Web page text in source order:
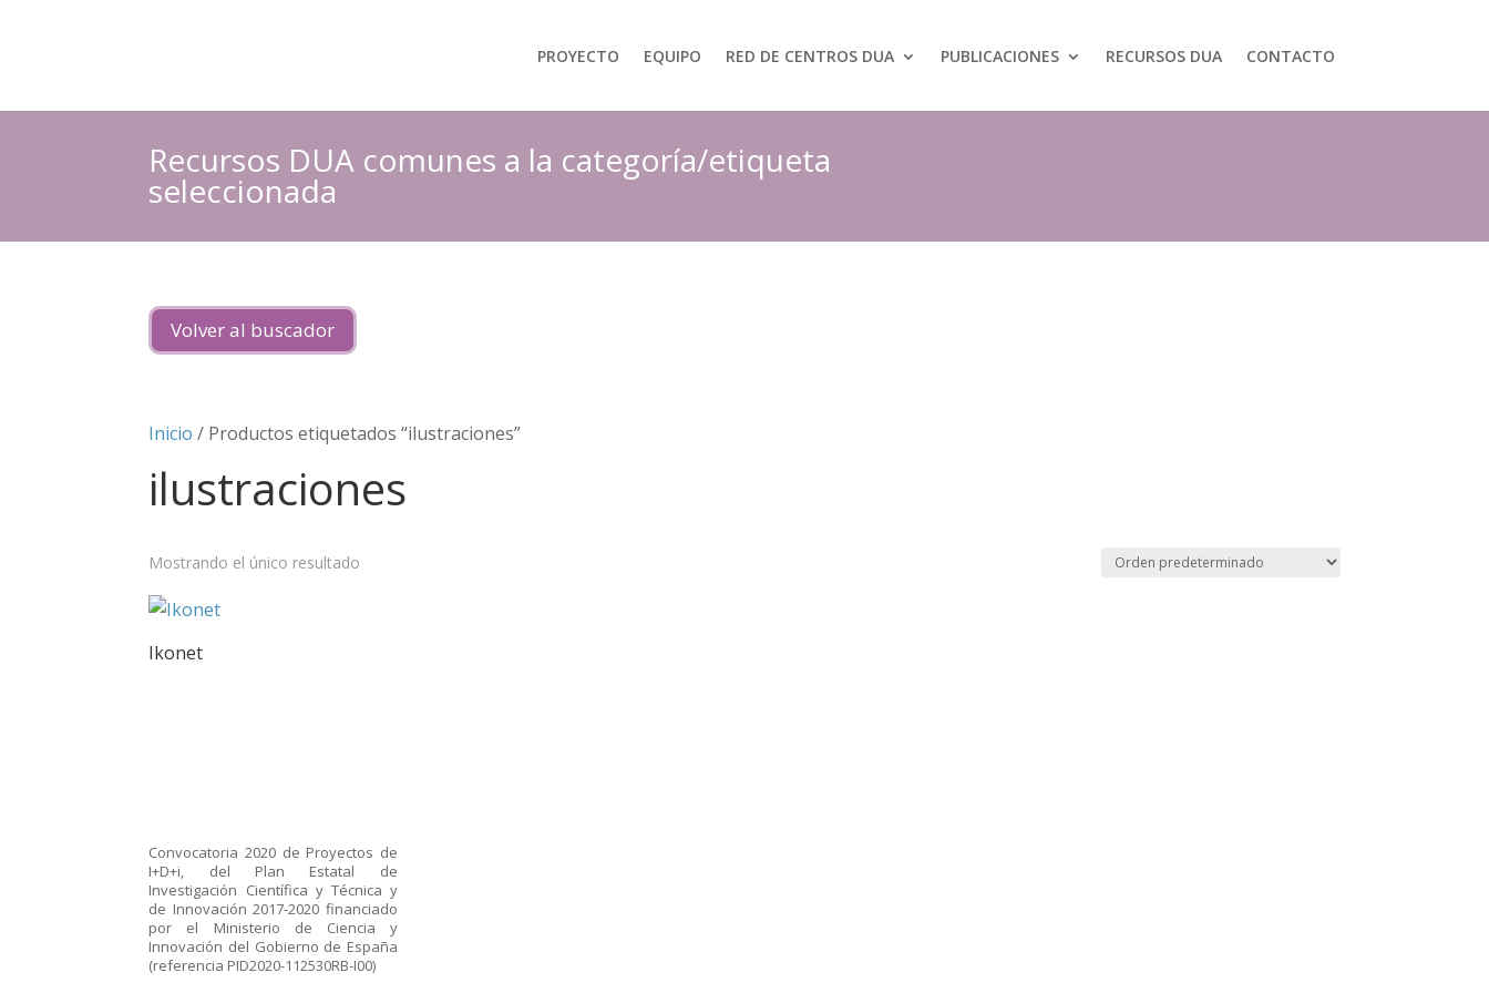
PROYECTO EQUIPO RED DE CENTROS DUA PUBLICACIONES RECURSOS DUA CONTACTO
Recursos DUA comunes a la categoría/etiqueta
seleccionada
Volver al buscador
Inicio / Productos etiquetados “ilustraciones”
ilustraciones
Mostrando el único resultado
Ikonet
Convocatoria 2020 de Proyectos de
I+D+i, del Plan Estatal de
Investigación Científica y Técnica y
de Innovación 2017-2020 financiado
por el Ministerio de Ciencia y
Innovación del Gobierno de España
(referencia PID2020-112530RB-I00)